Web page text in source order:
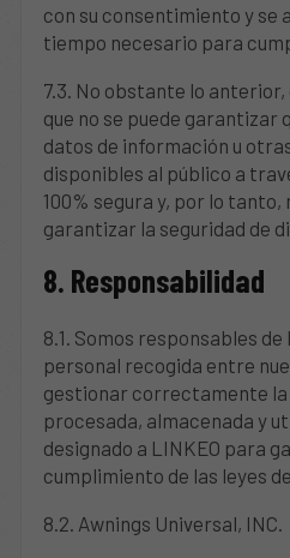
con su consentimiento y se
tiempo necesario para
7.3. No obstante lo
que no se puede garantizar
datos de información u
disponibles al público a
100% segura y, por lo
garantizar la seguridad de
8. Responsabilidad
8.1. Somos responsables
personal recogida entre
gestionar correctamente
procesada, almacenada y
designado a LINKEO para
cumplimiento de las leyes
8.2. Awnings Universal, INC.